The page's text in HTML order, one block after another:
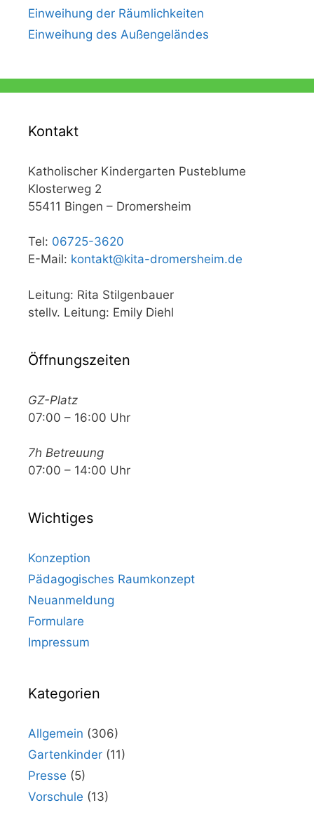
Einweihung der Räumlichkeiten
Einweihung des Außengeländes
Kontakt
Katholischer Kindergarten Pusteblume
Klosterweg 2
55411 Bingen – Dromersheim
Tel: 06725-3620
E-Mail: kontakt@kita-dromersheim.de
Leitung: Rita Stilgenbauer
stellv. Leitung: Emily Diehl
Öffnungszeiten
GZ-Platz
07:00 – 16:00 Uhr
7h Betreuung
07:00 – 14:00 Uhr
Wichtiges
Konzeption
Pädagogisches Raumkonzept
Neuanmeldung
Formulare
Impressum
Kategorien
Allgemein (306)
Gartenkinder (11)
Presse (5)
Vorschule (13)